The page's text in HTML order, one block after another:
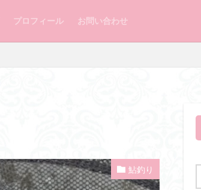
プロフィール お問い合わせ
鮎釣り